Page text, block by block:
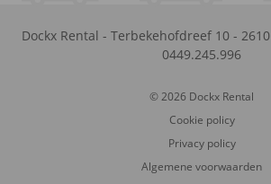
Dockx Rental - Terbekehofdreef 10 - 2610
0449.245.996
© 2026 Dockx Rental
Cookie policy
Privacy policy
Algemene voorwaarden